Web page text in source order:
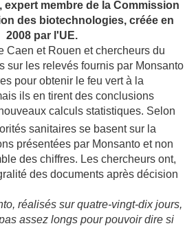
, expert membre de la Commission
des biotechnologies, créée en
2008 par l'UE.
Caen et Rouen et chercheurs du
sur les relevés fournis par Monsanto
pour obtenir le feu vert à la
ils en tirent des conclusions
calculs statistiques. Selon
sanitaires se basent sur la
présentées par Monsanto et non
des chiffres. Les chercheurs ont,
des documents après décision
réalisés sur quatre-vingt-dix jours,
assez longs pour pouvoir dire si